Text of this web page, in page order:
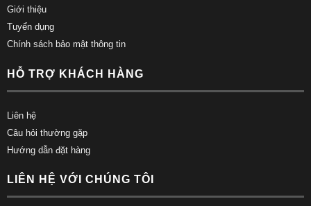
Giới thiệu
Tuyển dụng
Chính sách bảo mật thông tin
HỖ TRỢ KHÁCH HÀNG
Liên hệ
Câu hỏi thường gặp
Hướng dẫn đặt hàng
LIÊN HỆ VỚI CHÚNG TÔI